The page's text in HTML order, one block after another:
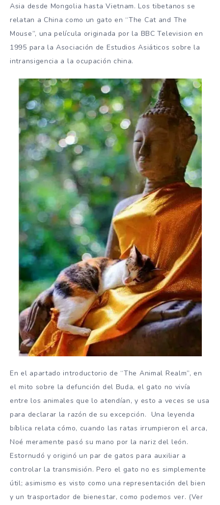
Asia desde Mongolia hasta Vietnam. Los tibetanos se
relatan a China como un gato en “The Cat and The
Mouse”, una película originada por la BBC Television en
1995 para la Asociación de Estudios Asiáticos sobre la
intransigencia a la ocupación china.
En el apartado introductorio de “The Animal Realm”, en
el mito sobre la defunción del Buda, el gato no vivía
entre los animales que lo atendían, y esto a veces se usa
para declarar la razón de su excepción. Una leyenda
bíblica relata cómo, cuando las ratas irrumpieron el arca,
Noé meramente pasó su mano por la nariz del león.
Estornudó y originó un par de gatos para auxiliar a
controlar la transmisión. Pero el gato no es simplemente
útil; asimismo es visto como una representación del bien
y un trasportador de bienestar, como podemos ver. (Ver